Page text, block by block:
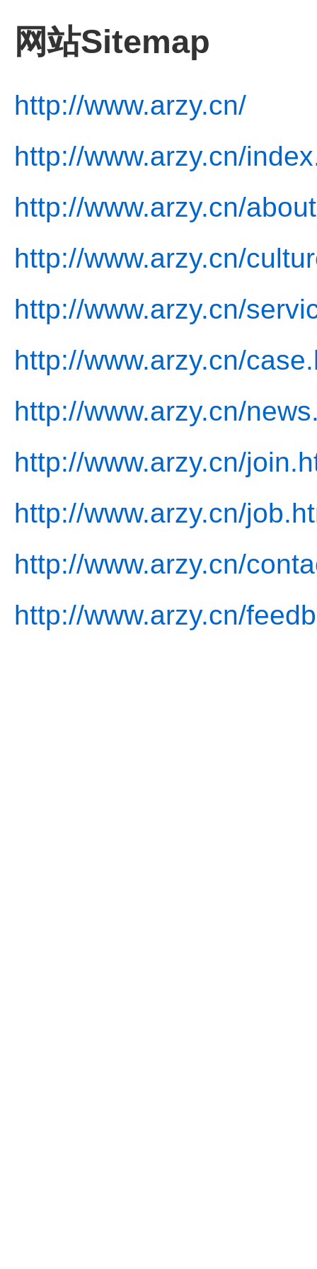
网站Sitemap
http://www.arzy.cn/
http://www.arzy.cn/
http://www.arzy.cn/
http://www.arzy.cn/
http://www.arzy.cn/
http://www.arzy.cn/
http://www.arzy.cn/
http://www.arzy.cn/
http://www.arzy.cn/
http://www.arzy.cn/
http://www.arzy.cn/